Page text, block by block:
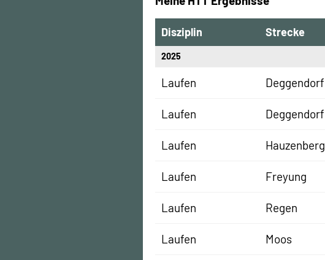
Disziplin Strecke
2025
Laufen Deggendorf
Laufen Deggendorf
Laufen Hauzenberg
Laufen Freyung
Laufen Regen
Laufen Moos